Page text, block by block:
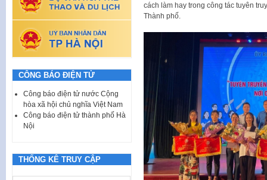
cách làm hay trong công tác tuyên
Thành phố.
CÔNG BÁO ĐIỆN TỬ
Công báo điện tử nước Cộng
hòa xã hội chủ nghĩa Việt Nam
Công báo điện tử thành phố Hà
Nội
THỐNG KÊ TRUY CẬP